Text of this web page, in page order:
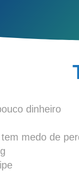
dinheiro
medo de